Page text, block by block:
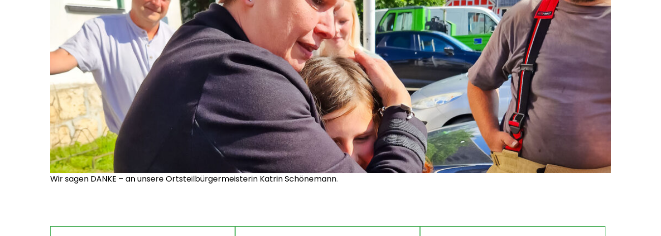
Wir sagen DANKE – an unsere Ortsteilbürgermeisterin Katrin Schönemann.